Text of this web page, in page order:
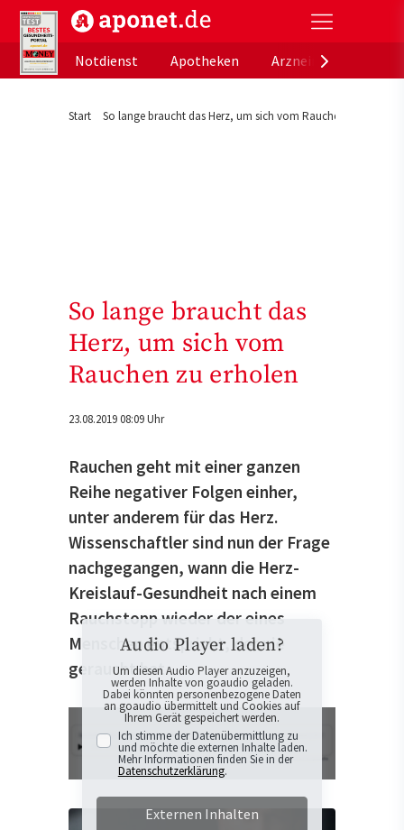
aponet.de - Das offizielle Gesundheitsportal der
Notdienst
Apotheken
Start So lange braucht das Herz, um sich vom Rauchen zu erholen
So lange braucht das
Herz, um sich vom
Rauchen zu erholen
23.08.2019 08:09 Uhr
Rauchen geht mit einer ganzen
Reihe negativer Folgen einher,
unter anderem für das Herz.
Wissenschaftler sind nun der Frage
nachgegangen, wann die Herz-
Kreislauf-Gesundheit nach einem
Rauchstopp wieder der eines
Menschen entspricht, der nie
geraucht hat.
Audio Player laden?
Um diesen Audio Player anzuzeigen,
werden Inhalte von goaudio geladen.
Dabei könnten personenbezogene Daten
an goaudio übermittelt und Cookies auf
Ihrem Gerät gespeichert werden.
Ich stimme der Datenübermittlung zu
und möchte die externen Inhalte laden.
Mehr Informationen finden Sie in der
Datenschutzerklärung.
Externen Inhalten